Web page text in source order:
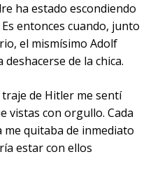
ha estado escondiendo
entonces cuando, junto
el mismísimo Adolf
de la chica.
de Hitler me sentí
vistas con orgullo. Cada
me quitaba de inmediato
estar con ellos